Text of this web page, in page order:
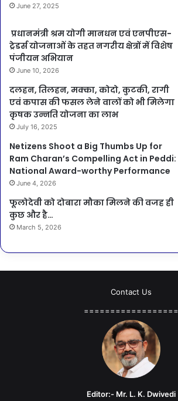
June 27, 2025
प्रधानमंत्री श्रम योगी मानधन एवं एनपीएस-
ट्रेडर्स योजनाओं के तहत नगरीय क्षेत्रों में विशेष
पंजीयन अभियान
June 10, 2026
दलहन, तिलहन, मक्का, कोदो, कुटकी, रागी
एवं कपास की फसल लेने वालों को भी मिलेगा
कृषक उन्नति योजना का लाभ
July 16, 2025
Netizens Shoot a Big Thumbs Up for
Ram Charan’s Compelling Act in Peddi:
National Award-worthy Performance
June 4, 2026
फूलोदेवी को दोबारा मौका मिलने की वजह ही
कुछ और है…
March 5, 2026
Contact Us
==================
Editor:- Mr. L. K. Dwivedi